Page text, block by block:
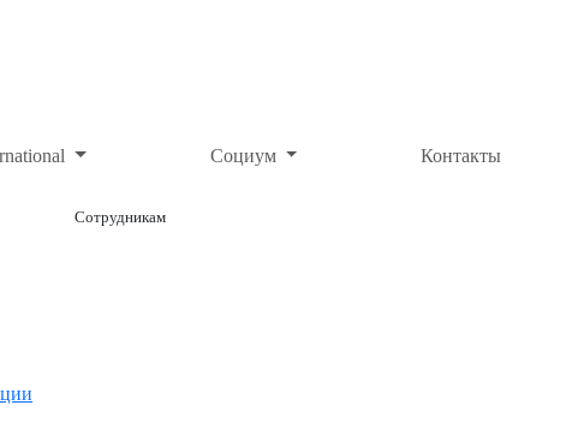
Социум Контакты
Сотрудникам